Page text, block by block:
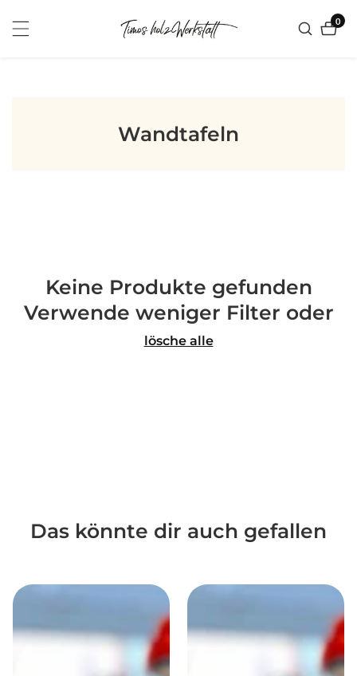
0
0
Kategorie:
Wandtafeln
Keine Produkte gefunden
Verwende weniger Filter oder
lösche alle
Das könnte dir auch gefallen